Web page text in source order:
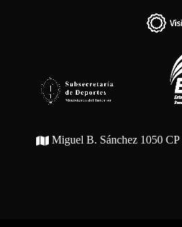
Miguel B. Sánchez 1050